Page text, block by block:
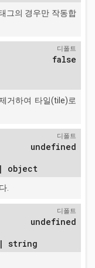
그의 경우만 작동합
디폴트
false
거하여 타일(tile)로
디폴트
undefined
object
.
디폴트
undefined
| string